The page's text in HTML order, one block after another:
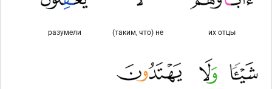
их отцы
(таким, что) не
разумели